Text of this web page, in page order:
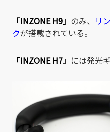
「INZONE H9」 のみ、 リ
クが搭載されている。
「INZONE H7」 には発光